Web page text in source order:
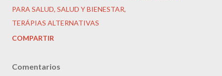
PARA SALUD SALUD Y BIENESTAR
TERÁPIAS ALTERNATIVAS
COMPARTIR
Comentarios